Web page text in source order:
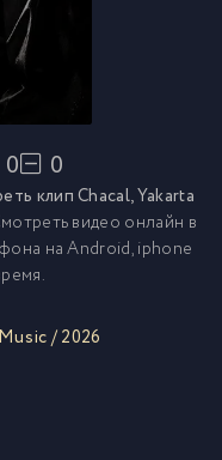
0 0
клип Chacal, Yakarta
видео онлайн в
на Android, iphone
/2026